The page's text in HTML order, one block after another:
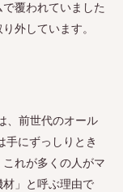
覆われていました
外しています。
、前世代のオール
手にずっしりとき
れが多くの人がマ
」と呼ぶ理由で